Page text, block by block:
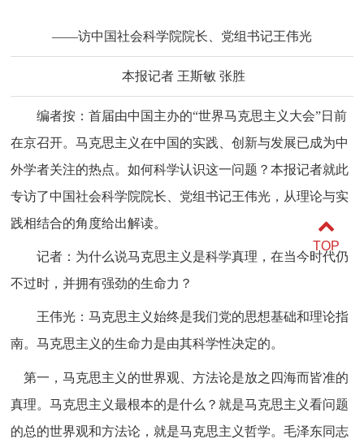
——访中国社会科学院院长、党组书记王伟光
本报记者 王斯敏 张胜
编者按：首届由中国主办的“世界马克思主义大会”日前
在京召开。马克思主义在中国的实践、创新与发展已成为中
外学者关注的热点。如何科学认识这一问题？本报记者就此
专访了中国社会科学院院长、党组书记王伟光，从理论与实
践相结合的角度给出解读。
记者：为什么说马克思主义是科学真理，在当今时代仍
不过时，并拥有强劲的生命力？
王伟光：马克思主义始终是我们党的思想基础和理论指
南。马克思主义的生命力是由其科学性决定的。
第一，马克思主义的世界观、方法论是放之四海而皆准的
真理。马克思主义最根本的是什么？就是马克思主义看问题
的总的世界观和方法论，就是马克思主义哲学。毛泽东同志
TOP